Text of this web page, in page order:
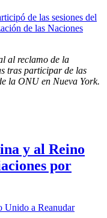
al reclamo de la
tras participar de las
la ONU en Nueva York.
y al Reino
por